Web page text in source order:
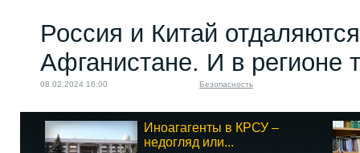
Россия и Китай
Афганистане. И в регионе
08.02.2024 16:00 Безопасность
Иноагагенты в КРСУ –
недогляд или...